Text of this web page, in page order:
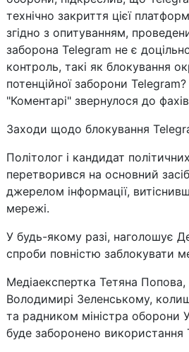
технічно закриття цієї
згідно з опитуванням,
заборона Telegram не є
контроль, такі як блокування
потенційної заборони
"Коментарі" звернулося до
Заходи щодо блокування
Політолог і кандидат
перетворився на основний
джерелом інформації,
мережі.
У будь-якому разі, наголошує
спроби повністю заблокувати
Медіаекспертка Тетяна
Володимирі Зеленському,
та радником міністра оборони
буде заборонено використання